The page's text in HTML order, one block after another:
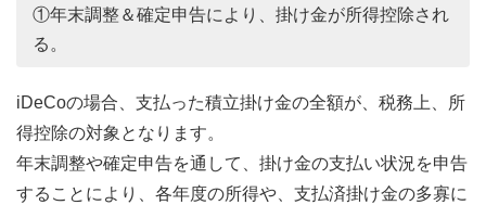
①年末調整＆確定申告により、掛け金が所得控除され
る。
iDeCoの場合、支払った積立掛け金の全額が、税務上、所
得控除の対象となります。
年末調整や確定申告を通して、掛け金の支払い状況を申告
することにより、各年度の所得や、支払済掛け金の多寡に